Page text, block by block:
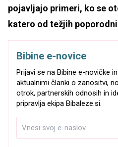
pojavljajo primeri, ko se
katero od težjih
Bibine e-novice
Prijavi se na Bibine e-novičke
aktualnimi članki o zanositvi,
otrok, partnerskih odnosih in
pripravlja ekipa Bibaleze.si.